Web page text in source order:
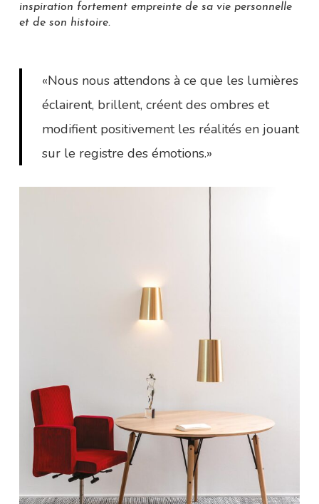
inspiration fortement empreinte de sa vie personnelle
et de son histoire.
«Nous nous attendons à ce que les lumières
éclairent, brillent, créent des ombres et
modifient positivement les réalités en jouant
sur le registre des émotions.»